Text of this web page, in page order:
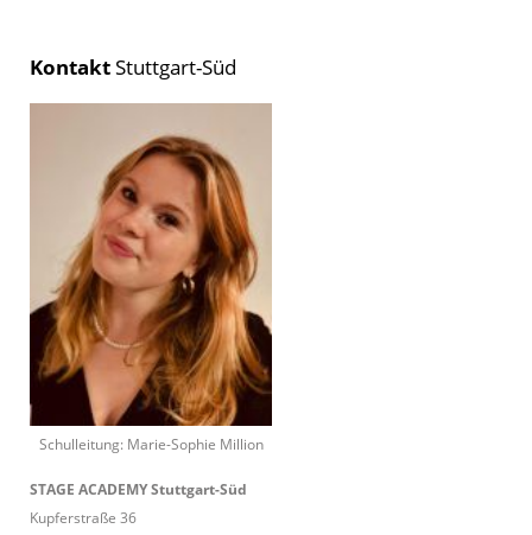
KontaktStuttgart-Süd
Schulleitung: Marie-Sophie Million
STAGE ACADEMY Stuttgart-Süd
Kupferstraße 36